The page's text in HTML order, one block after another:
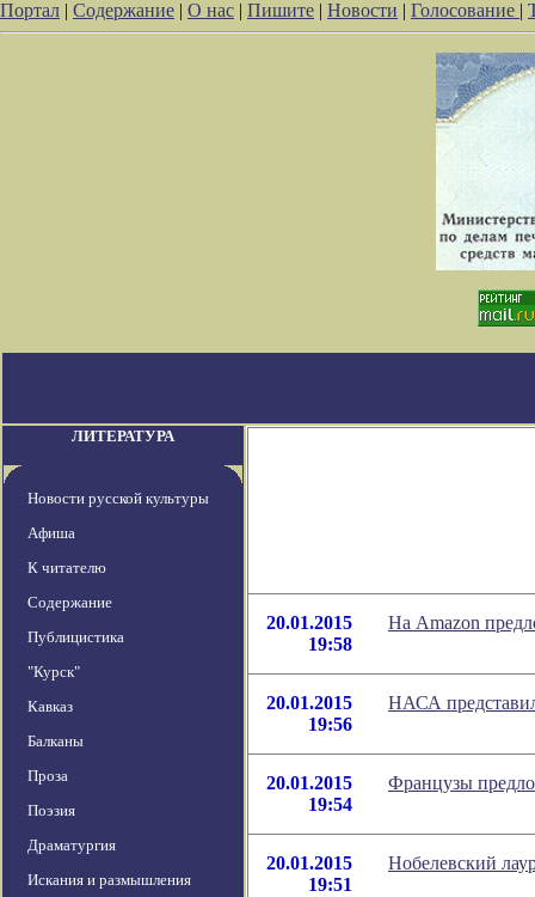
Портал | Содержание | О нас | Пишите | Новости | Голосование |
ЛИТЕРАТУРА
Новости русской культуры
Афиша
К читателю
Содержание
Публицистика
"Курск"
Кавказ
Балканы
Проза
Поэзия
Драматургия
Искания и размышления
20.01.2015
19:58
На Amazon
20.01.2015
19:56
НАСА
20.01.2015
19:54
Французы
20.01.2015
19:51
Нобелевский